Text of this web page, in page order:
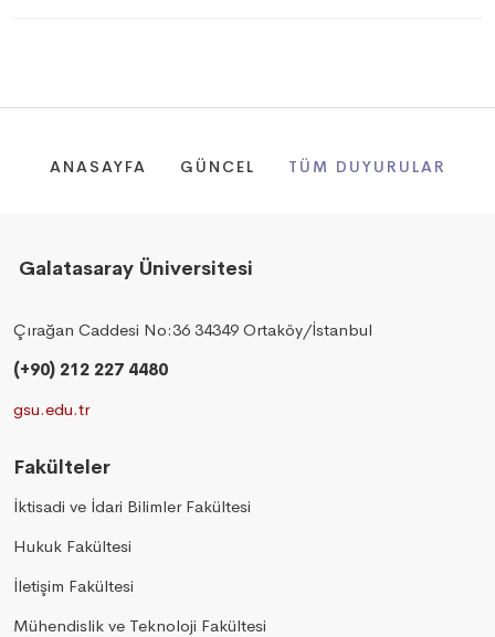
ANASAYFA GÜNCEL TÜM DUYURULAR
Galatasaray Üniversitesi
Çırağan Caddesi No:36 34349 Ortaköy/İstanbul
(+90) 212 227 4480
gsu.edu.tr
Fakülteler
İktisadi ve İdari Bilimler Fakültesi
Hukuk Fakültesi
İletişim Fakültesi
Mühendislik ve Teknoloji Fakültesi